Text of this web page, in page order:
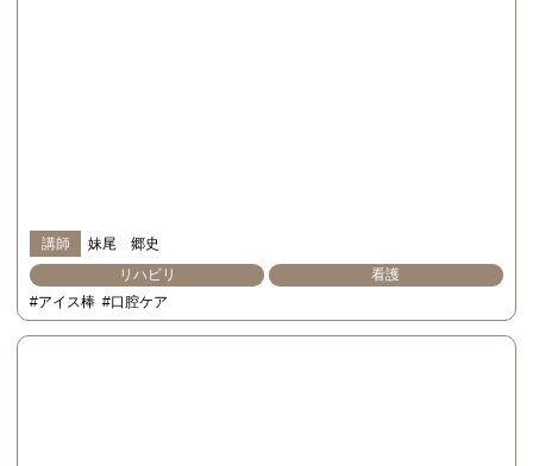
講師
妹尾 郷史
リハビリ
看護
#アイス棒 #口腔ケア